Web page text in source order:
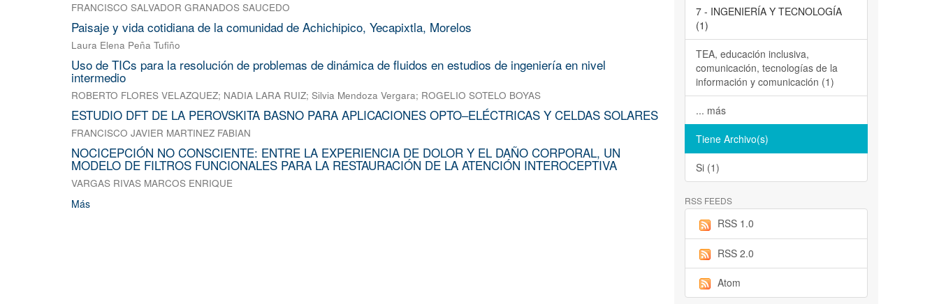
FRANCISCO SALVADOR GRANADOS SAUCEDO
Paisaje y vida cotidiana de la comunidad de Achichipico, Yecapixtla, Morelos
Laura Elena Peña Tufiño
Uso de TICs para la resolución de problemas de dinámica de fluidos en estudios de ingeniería en nivel
intermedio
ROBERTO FLORES VELAZQUEZ; NADIA LARA RUIZ; Silvia Mendoza Vergara; ROGELIO SOTELO BOYAS
ESTUDIO DFT DE LA PEROVSKITA BASNO PARA APLICACIONES OPTO–ELÉCTRICAS Y CELDAS SOLARES
FRANCISCO JAVIER MARTINEZ FABIAN
NOCICEPCIÓN NO CONSCIENTE: ENTRE LA EXPERIENCIA DE DOLOR Y EL DAÑO CORPORAL, UN
MODELO DE FILTROS FUNCIONALES PARA LA RESTAURACIÓN DE LA ATENCIÓN INTEROCEPTIVA
VARGAS RIVAS MARCOS ENRIQUE
Más
7 - INGENIERÍA Y TECNOLOGÍA
(1)
TEA, educación inclusiva,
comunicación, tecnologías de la
información y comunicación (1)
... más
Tiene Archivo(s)
Si (1)
RSS FEEDS
RSS 1.0
RSS 2.0
Atom